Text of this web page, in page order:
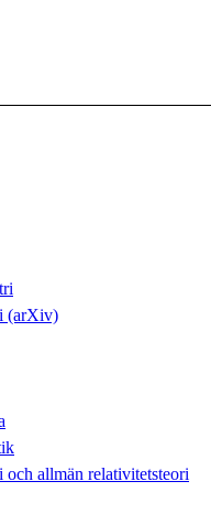
(arXiv)
allmän relativitetsteori